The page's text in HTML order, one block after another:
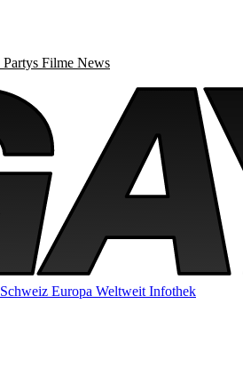
Partys Filme News
Schweiz Europa Weltweit Infothek